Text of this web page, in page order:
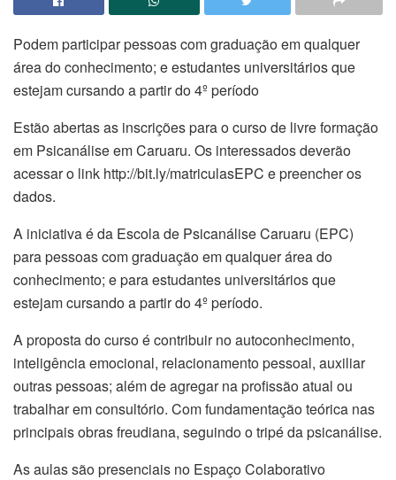
Podem participar pessoas com graduação em qualquer
área do conhecimento; e estudantes universitários que
estejam cursando a partir do 4º período
Estão abertas as inscrições para o curso de livre formação
em Psicanálise em Caruaru. Os interessados deverão
acessar o link http://bit.ly/matriculasEPC e preencher os
dados.
A iniciativa é da Escola de Psicanálise Caruaru (EPC)
para pessoas com graduação em qualquer área do
conhecimento; e para estudantes universitários que
estejam cursando a partir do 4º período.
A proposta do curso é contribuir no autoconhecimento,
inteligência emocional, relacionamento pessoal, auxiliar
outras pessoas; além de agregar na profissão atual ou
trabalhar em consultório. Com fundamentação teórica nas
principais obras freudiana, seguindo o tripé da psicanálise.
As aulas são presenciais no Espaço Colaborativo